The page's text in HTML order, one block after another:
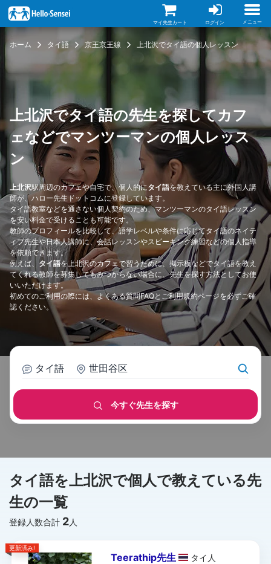
イ
ン
コ
テ
に
マイ先生カート ログイン メニュー
ホーム タイ語 京王京王線 上北沢でタイ語の個人レッスン
上北沢でタイ語の先生を探してカフ
ェなどでマンツーマンの個人レッス
ン
上北沢駅周辺のカフェや自宅で、個人的にタイ語を教えている主に外国人講
師が、ハロー先生ドットコムに登録しています。
タイ語教室などを通さない個人契約のため、マンツーマンのタイ語レッスン
を安い料金で受けることも可能です。
教師のプロフィールを比較して、語学レベルや条件に応じてタイ語のネイテ
ィブ先生や日本人講師に、会話レッスンやスピーキング練習などの個人指導
を依頼できます。
例えば、 タイ語を上北沢のカフェで習うために、掲示板などでタイ語を教え
てくれる教師を募集してもみつからない場合に、先生を探す方法としてお使
いいただけます。
初めてのご利用の際には、よくある質問FAQと ご利用規約ページを必ずご確
認ください。
タイ語 世田谷区
今すぐ先生を探す
タイ語を上北沢で個人で教えている先
生の一覧
登録人数合計 2人
更新済み!
Teerathip先生 タイ 人